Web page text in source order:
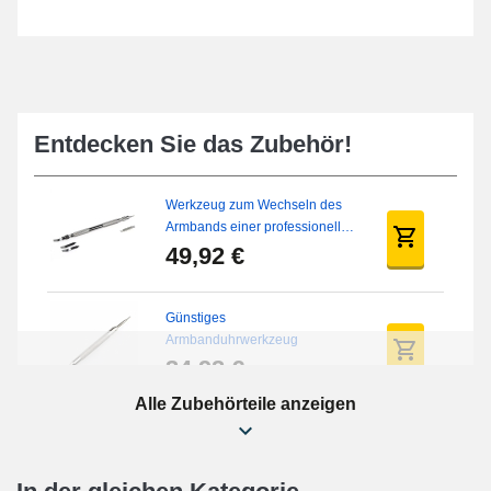
Entdecken Sie das Zubehör!
Werkzeug zum Wechseln des
Armbands einer professionellen
Uhr
49,92 €
Günstiges
Armbanduhrwerkzeug
34,92 €
Uhr-Reparaturset für Anfänger
16,90 €
Alle Zubehörteile anzeigen